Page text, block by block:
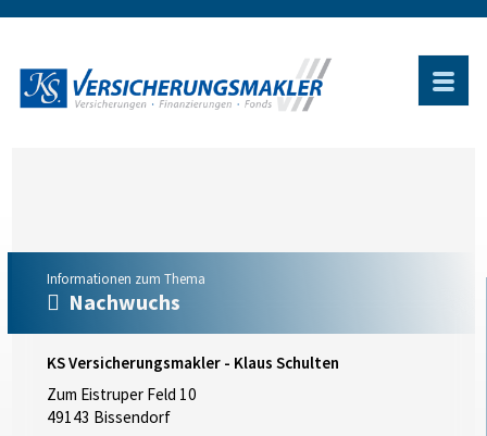
Informationen zum Thema
Nachwuchs
KS Versicherungsmakler - Klaus Schulten
Zum Eistruper Feld 10
49143 Bissendorf